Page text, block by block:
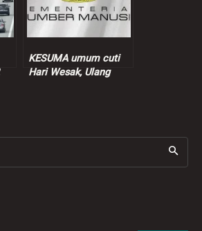
KESUMA umum cuti
Hari Wesak, Ulang